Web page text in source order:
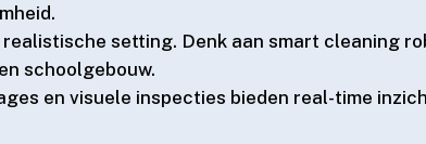
setting.​ Denk aan smart cleaning
schoolgebouw.​
en visuele inspecties bieden real-time